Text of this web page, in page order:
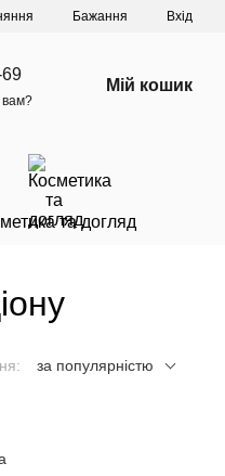
Бажання Вхід
вам?
Мій кошик
та догляд
за популярністю